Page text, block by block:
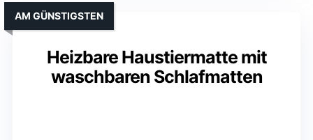
Heizbare Haustiermatte mit
waschbaren Schlafmatten
AM GÜNSTIGSTEN